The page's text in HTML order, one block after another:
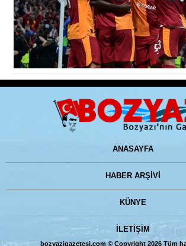
ANASAYFA
HABER ARŞİVİ
KÜNYE
İLETİŞİM
bozyazigazetesi.com © Copyright 2026 Tüm